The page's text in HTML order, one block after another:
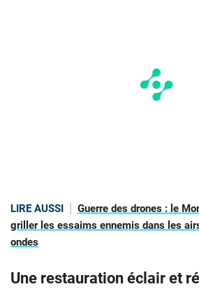
LIRE AUSSI
Guerre des drones : le
griller les essaims ennemis dans les
ondes
Une restauration éclair et